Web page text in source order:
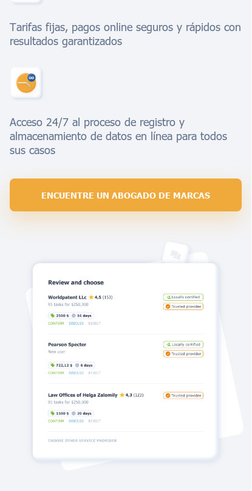
Tarifas fijas, pagos online seguros y rápidos con
resultados garantizados
Acceso 24/7 al proceso de registro y
almacenamiento de datos en línea para todos
sus casos
ENCUENTRE UN ABOGADO DE MARCAS